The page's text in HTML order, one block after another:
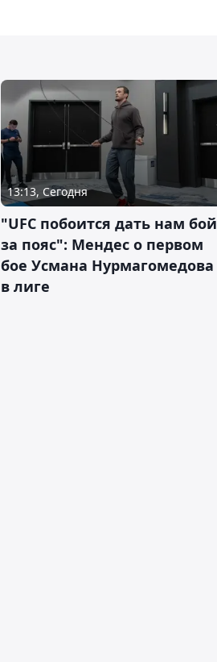
13:13, Сегодня
"UFC побоится дать нам бой
за пояс": Мендес о первом
бое Усмана Нурмагомедова
в лиге